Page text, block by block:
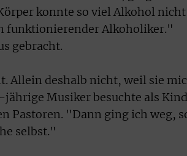
konnte so viel Alkohol nicht
funktionierender Alkoholiker."
gebracht.
Allein deshalb nicht, weil sie
Musiker besuchte als Kind
Pastoren. "Dann ging ich weg,
selbst."